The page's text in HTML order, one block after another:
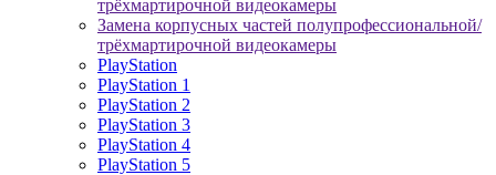
трёхмартирочной видеокамеры
Замена корпусных частей полупрофессиональной/
трёхмартирочной видеокамеры
PlayStation
PlayStation 1
PlayStation 2
PlayStation 3
PlayStation 4
PlayStation 5